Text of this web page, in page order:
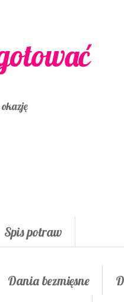
Spis potraw
Dania bezmięsne